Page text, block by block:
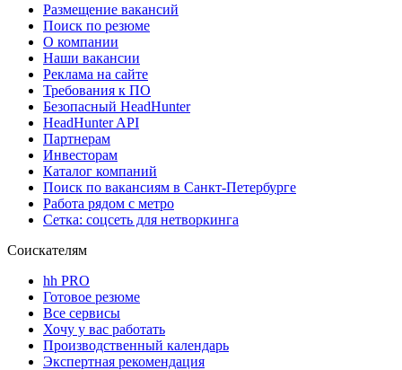
Размещение вакансий
Поиск по резюме
О компании
Наши вакансии
Реклама на сайте
Требования к ПО
Безопасный HeadHunter
HeadHunter API
Партнерам
Инвесторам
Каталог компаний
Поиск по вакансиям в Санкт-Петербурге
Работа рядом с метро
Сетка: соцсеть для нетворкинга
Соискателям
hh PRO
Готовое резюме
Все сервисы
Хочу у вас работать
Производственный календарь
Экспертная рекомендация